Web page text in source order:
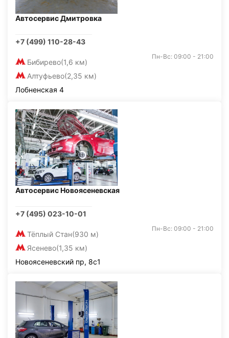
Автосервис Дмитровка
+7 (499) 110-28-43
Бибирево(1,6 км)
Алтуфьево(2,35 км)
Пн-Вс: 09:00 - 21:00
Лобненская 4
Автосервис Новоясеневская
+7 (495) 023-10-01
Тёплый Стан(930 м)
Ясенево(1,35 км)
Пн-Вс: 09:00 - 21:00
Новоясеневский пр, 8с1